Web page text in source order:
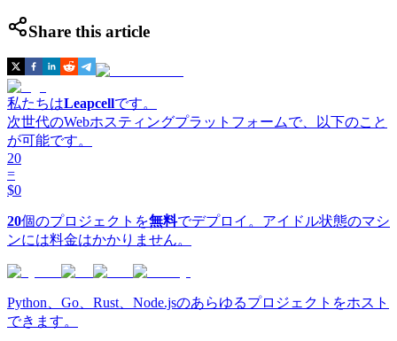
Share this article
私たちはLeapcellです。
次世代のWebホスティングプラットフォームで、以下のこと
が可能です。
20
=
$0
20個のプロジェクトを無料でデプロイ。アイドル状態のマシ
ンには料金はかかりません。
Python、Go、Rust、Node.jsのあらゆるプロジェクトをホスト
できます。